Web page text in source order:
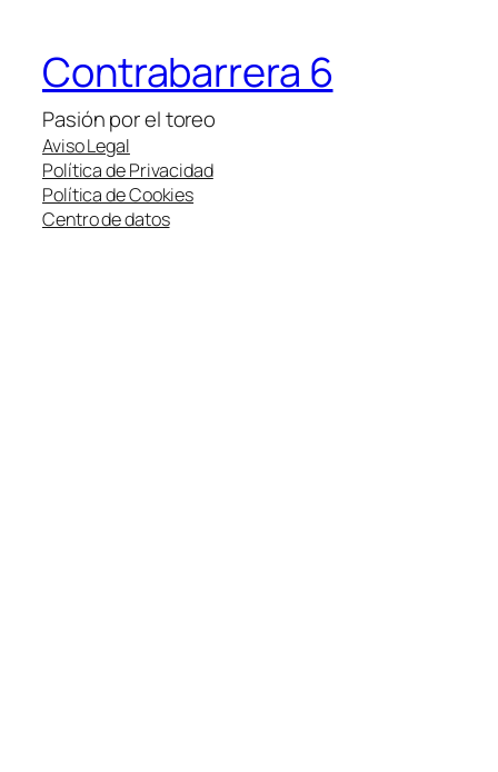
Contrabarrera 6
Pasión por el toreo
Aviso Legal
Política de Privacidad
Política de Cookies
Centro de datos